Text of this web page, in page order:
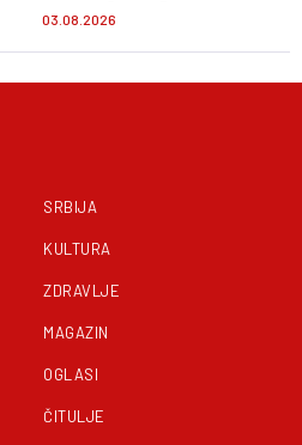
03.08.2026
SRBIJA
KULTURA
ZDRAVLJE
MAGAZIN
OGLASI
ČITULJE